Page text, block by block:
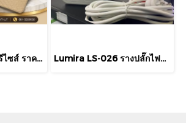
พรหมปูพื้นรถยนต์ฟรีไซส์ ราคาพิเศษ ต้องการตรงรุ่นสอบถามเพิ่มเติมได้นะคะ Lumira LS-026 รางปลั๊กไฟพ่วง 7 ช่อง พร้อม USB-C และ USB-A (3 เมตร)